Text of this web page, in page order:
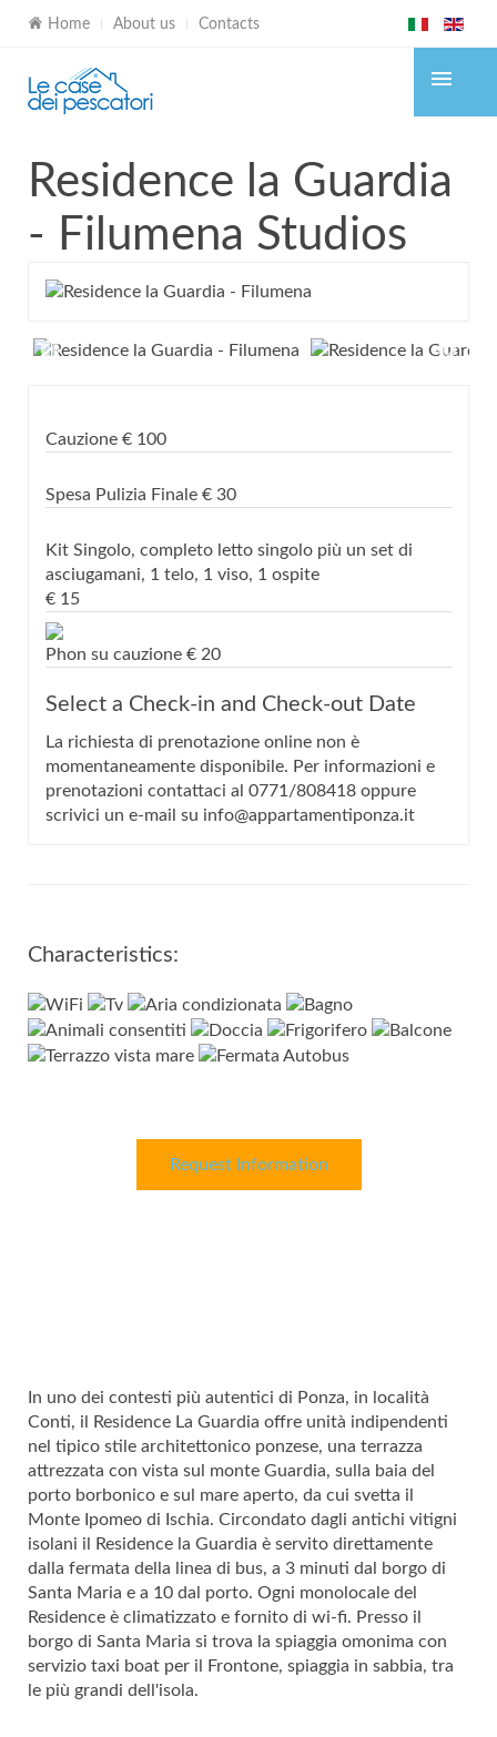
Home About us Contacts
Residence la Guardia
- Filumena Studios
Cauzione € 100
Spesa Pulizia Finale € 30
Kit Singolo, completo letto singolo più un set di
asciugamani, 1 telo, 1 viso, 1 ospite
€ 15
Phon su cauzione € 20
Select a Check-in and Check-out Date
La richiesta di prenotazione online non è
momentaneamente disponibile. Per informazioni e
prenotazioni contattaci al 0771/808418 oppure
scrivici un e-mail su info@appartamentiponza.it
Characteristics:
Request Information
In uno dei contesti più autentici di Ponza, in località
Conti, il Residence La Guardia offre unità indipendenti
nel tipico stile architettonico ponzese, una terrazza
attrezzata con vista sul monte Guardia, sulla baia del
porto borbonico e sul mare aperto, da cui svetta il
Monte Ipomeo di Ischia. Circondato dagli antichi vitigni
isolani il Residence la Guardia è servito direttamente
dalla fermata della linea di bus, a 3 minuti dal borgo di
Santa Maria e a 10 dal porto. Ogni monolocale del
Residence è climatizzato e fornito di wi-fi. Presso il
borgo di Santa Maria si trova la spiaggia omonima con
servizio taxi boat per il Frontone, spiaggia in sabbia, tra
le più grandi dell'isola.